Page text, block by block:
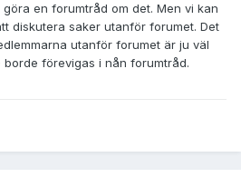
en forumtråd om det. Men vi kan
diskutera saker utanför forumet. Det
utanför forumet är ju väl
förevigas i nån forumtråd.